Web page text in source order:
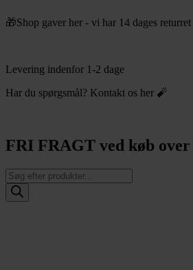
til
🎁Shop gaver her - vi har 14 dages returret
Levering indenfor 1-2 dage
Har du spørgsmål? Kontakt os her 🧨
FRI FRAGT ved køb over
Products
search